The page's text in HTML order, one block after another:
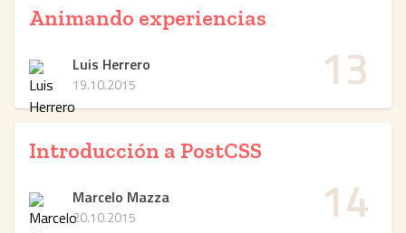
13
Animando experiencias
Luis Herrero
19.10.2015
14
Introducción a PostCSS
Marcelo Mazza
20.10.2015